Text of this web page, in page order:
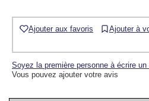
Ajouter aux favoris Ajouter à
Soyez la première personne à écrire
Vous pouvez ajouter votre avis